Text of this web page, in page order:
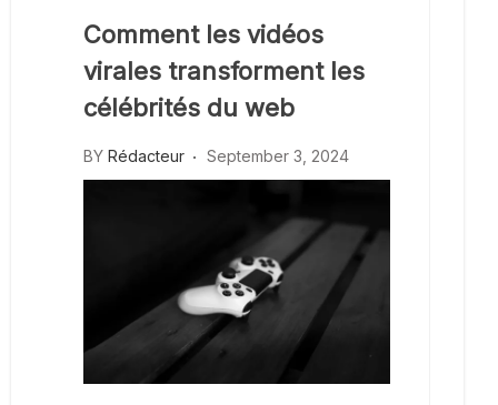
Comment les vidéos
virales transforment les
célébrités du web
BY Rédacteur September 3, 2024